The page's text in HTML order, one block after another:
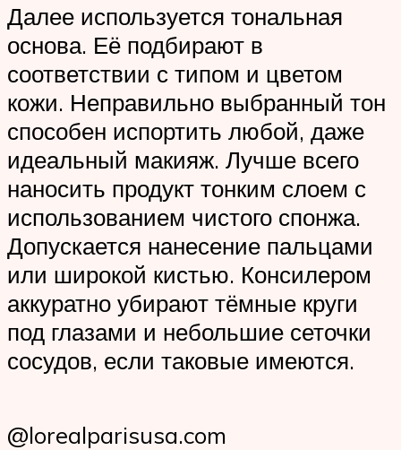
Далее используется тональная
основа. Её подбирают в
соответствии с типом и цветом
кожи. Неправильно выбранный тон
способен испортить любой, даже
идеальный макияж. Лучше всего
наносить продукт тонким слоем с
использованием чистого спонжа.
Допускается нанесение пальцами
или широкой кистью. Консилером
аккуратно убирают тёмные круги
под глазами и небольшие сеточки
сосудов, если таковые имеются.
@lorealparisusa.com